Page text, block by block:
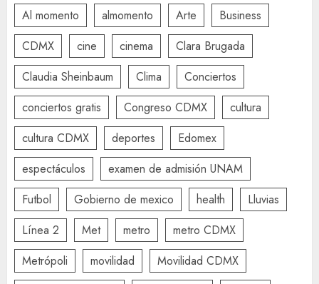
Al momento
almomento Arte
Business
CDMX
cine cinema
Clara Brugada
Claudia Sheinbaum
Clima
Conciertos
conciertos gratis
Congreso CDMX
cultura
cultura CDMX
deportes
Edomex
espectáculos
examen de admisión UNAM
Futbol
Gobierno de mexico health
Lluvias
Línea 2
Met metro
metro CDMX
Metrópoli
movilidad
Movilidad CDMX